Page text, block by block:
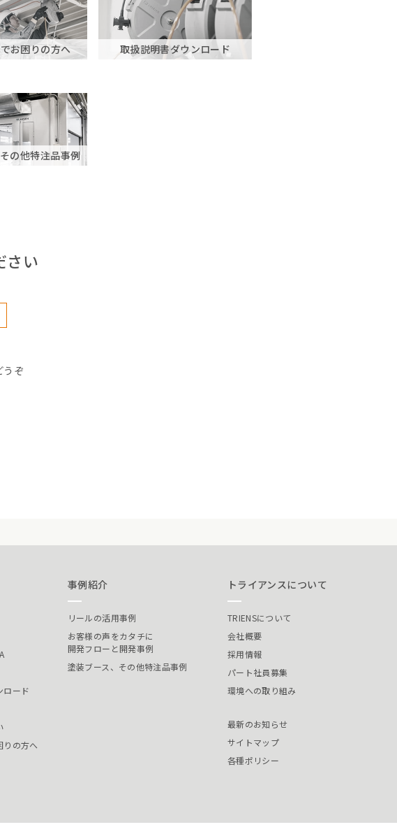
お困りの方へ 取扱説明書ダウンロード
の他特注品事例
さい
うぞ
ロード
りの方へ
事例紹介
リールの活用事例
お客様の声をカタチに
開発フローと開発事例
塗装ブース、その他特注品事例
トライアンスについて
TRIENSについて
会社概要
採用情報
パート社員募集
環境への取り組み
最新のお知らせ
サイトマップ
各種ポリシー